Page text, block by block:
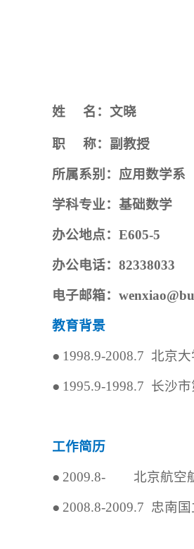
姓 名：文晓
职 称：副教授
所属系别：应用数学系
学科专业：基础数学
办公地点： E605-5
办公电话： 82338033
电子邮箱：
教育背景
● 1998.9-2008.7 北京
● 1995.9-1998.7 长沙
工作简历
● 2009.8- 北京航空
● 2008.8-2009.7 忠南